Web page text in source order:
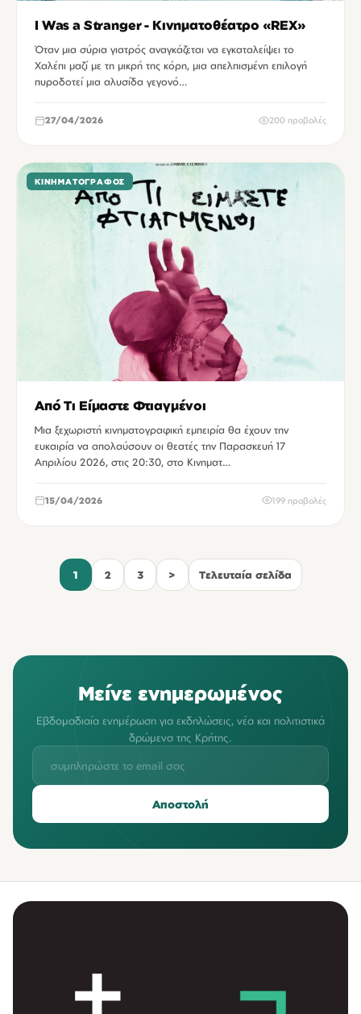
I Was a Stranger - Κινηματοθέατρο «REX»
Όταν μια σύρια γιατρός αναγκάζεται να εγκαταλείψει το
Χαλέπι μαζί με τη μικρή της κόρη, μια απελπισμένη επιλογή
πυροδοτεί μια αλυσίδα γεγονό…
27/04/2026 200 προβολές
ΚΙΝΗΜΑΤΟΓΡΆΦΟΣ
Από Τι Είμαστε Φτιαγμένοι
Μια ξεχωριστή κινηματογραφική εμπειρία θα έχουν την
ευκαιρία να απολαύσουν οι θεατές την Παρασκευή 17
Απριλίου 2026, στις 20:30, στο Κινηματ…
15/04/2026 199 προβολές
1 2 3 > Τελευταία σελίδα
Μείνε ενημερωμένος
Εβδομαδιαία ενημέρωση για εκδηλώσεις, νέα και πολιτιστικά
δρώμενα της Κρήτης.
Αποστολή